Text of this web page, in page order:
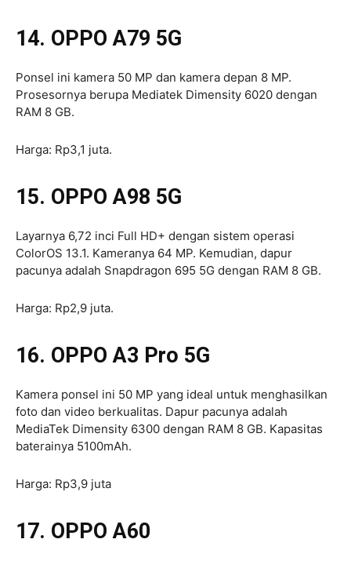
14. OPPO A79 5G
Ponsel ini kamera 50 MP dan kamera depan 8 MP.
Prosesornya berupa Mediatek Dimensity 6020 dengan
RAM 8 GB.
Harga: Rp3,1 juta.
15. OPPO A98 5G
Layarnya 6,72 inci Full HD+ dengan sistem operasi
ColorOS 13.1. Kameranya 64 MP. Kemudian, dapur
pacunya adalah Snapdragon 695 5G dengan RAM 8 GB.
Harga: Rp2,9 juta.
16. OPPO A3 Pro 5G
Kamera ponsel ini 50 MP yang ideal untuk menghasilkan
foto dan video berkualitas. Dapur pacunya adalah
MediaTek Dimensity 6300 dengan RAM 8 GB. Kapasitas
baterainya 5100mAh.
Harga: Rp3,9 juta
17. OPPO A60